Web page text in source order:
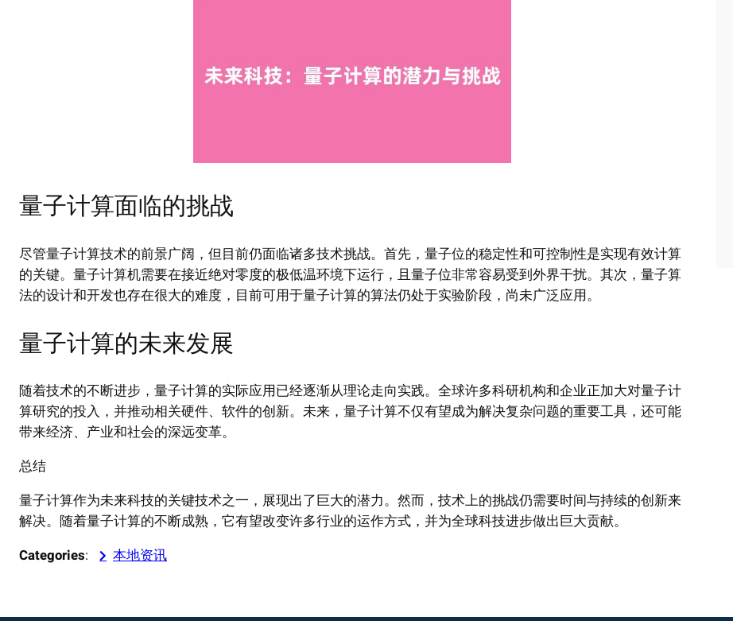
量子计算面临的挑战
尽管量子计算技术的前景广阔，但目前仍面临诸多技术挑战。首先，量子位的稳定性和可控制性是实现有效计算
的关键。量子计算机需要在接近绝对零度的极低温环境下运行，且量子位非常容易受到外界干扰。其次，量子算
法的设计和开发也存在很大的难度，目前可用于量子计算的算法仍处于实验阶段，尚未广泛应用。
量子计算的未来发展
随着技术的不断进步，量子计算的实际应用已经逐渐从理论走向实践。全球许多科研机构和企业正加大对量子计
算研究的投入，并推动相关硬件、软件的创新。未来，量子计算不仅有望成为解决复杂问题的重要工具，还可能
带来经济、产业和社会的深远变革。
总结
量子计算作为未来科技的关键技术之一，展现出了巨大的潜力。然而，技术上的挑战仍需要时间与持续的创新来
解决。随着量子计算的不断成熟，它有望改变许多行业的运作方式，并为全球科技进步做出巨大贡献。
Categories: 本地资讯